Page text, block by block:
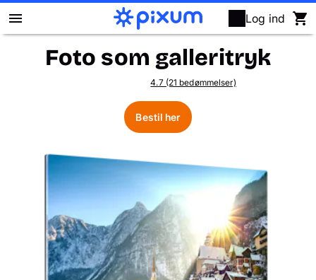
Log ind
Pixum fotobog
Fotogaver
Foto som galleritryk
4.7 (21 bedømmelser)
Bestil her